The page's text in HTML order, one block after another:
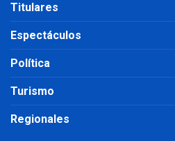
Titulares
Espectáculos
Política
Turismo
Regionales